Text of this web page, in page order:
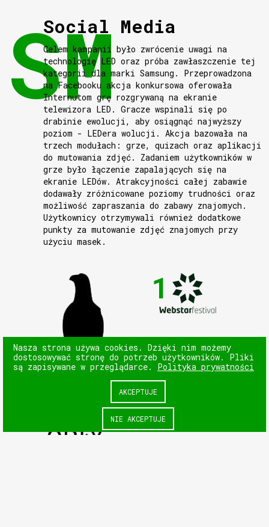
Social Media
Celem kampanii było zwrócenie uwagi na
technologię LED oraz próba zawłaszczenie tej
kategorii dla marki Samsung. Przeprowadzona
na Facebooku akcja konkursowa oferowała
Internutom grę rozgrywaną na ekranie
telewizora LED. Gracze wspinali się po
drabinie ewolucji, aby osiągnąć najwyższy
poziom - LEDera wolucji. Akcja bazowała na
trzech modułach: grze, quizach oraz aplikacji
do mutowania zdjęć. Zadaniem użytkowników w
grze było łączenie zapalających się na
ekranie LEDów. Atrakcyjności całej zabawie
dodawały zróżnicowane poziomy trudności oraz
możliwość zapraszania do zabawy znajomych.
Użytkownicy otrzymywali również dodatkowe
punkty za mutowanie zdjęć znajomych przy
użyciu masek.
1
Nasza strona używa cookies. Dzięki nim możemy
dostosowywać stronę do potrzeb użytkowników. Pliki
są zapisywane w przeglądarce. Polityka prywatności
NIE AKCEPTUJE
AKCEPTUJE